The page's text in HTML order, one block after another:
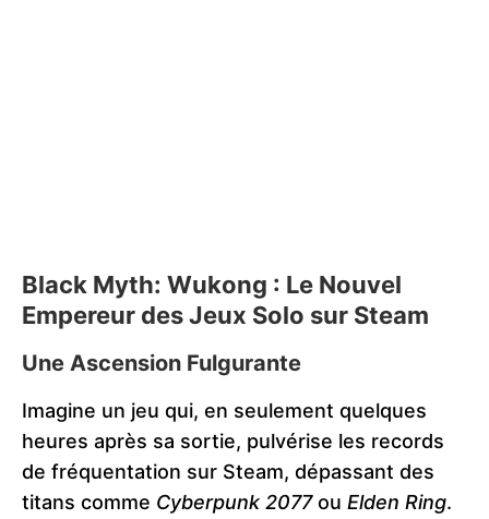
Black Myth: Wukong : Le Nouvel
Empereur des Jeux Solo sur Steam
Une Ascension Fulgurante
Imagine un jeu qui, en seulement quelques
heures après sa sortie, pulvérise les records
de fréquentation sur Steam, dépassant des
titans comme Cyberpunk 2077ou Elden Ring.